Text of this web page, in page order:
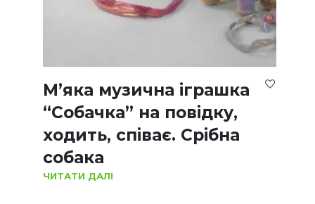
М’яка музична іграшка
“Собачка” на повідку,
ходить, співає. Срібна
собака
ЧИТАТИ ДАЛІ